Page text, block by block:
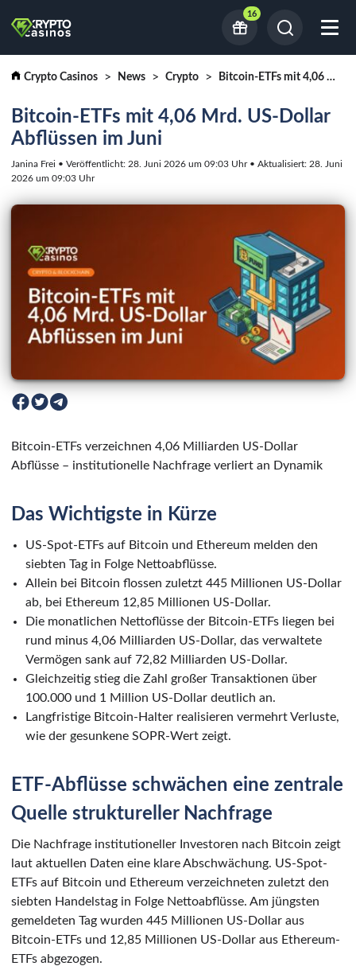
16
Crypto Casinos News Crypto Bitcoin-ETFs mit 4,06 Mrd. US-Dollar Abflüssen im Juni
Bitcoin-ETFs mit 4,06 Mrd. US-Dollar
Abflüssen im Juni
Janina Frei • Veröffentlicht: 28. Juni 2026 um 09:03 Uhr • Aktualisiert: 28. Juni
2026 um 09:03 Uhr
Bitcoin-ETFs verzeichnen 4,06 Milliarden US-Dollar
Abflüsse – institutionelle Nachfrage verliert an Dynamik
Das Wichtigste in Kürze
US-Spot-ETFs auf Bitcoin und Ethereum melden den
siebten Tag in Folge Nettoabflüsse.
Allein bei Bitcoin flossen zuletzt 445 Millionen US-Dollar
ab, bei Ethereum 12,85 Millionen US-Dollar.
Die monatlichen Nettoflüsse der Bitcoin-ETFs liegen bei
rund minus 4,06 Milliarden US-Dollar, das verwaltete
Vermögen sank auf 72,82 Milliarden US-Dollar.
Gleichzeitig stieg die Zahl großer Transaktionen über
100.000 und 1 Million US-Dollar deutlich an.
Langfristige Bitcoin-Halter realisieren vermehrt Verluste,
wie der gesunkene SOPR-Wert zeigt.
ETF-Abflüsse schwächen eine zentrale
Quelle struktureller Nachfrage
Die Nachfrage institutioneller Investoren nach Bitcoin zeigt
laut aktuellen Daten eine klare Abschwächung. US-Spot-
ETFs auf Bitcoin und Ethereum verzeichneten zuletzt den
siebten Handelstag in Folge Nettoabflüsse. Am jüngsten
gemeldeten Tag wurden 445 Millionen US-Dollar aus
Bitcoin-ETFs und 12,85 Millionen US-Dollar aus Ethereum-
ETFs abgezogen.